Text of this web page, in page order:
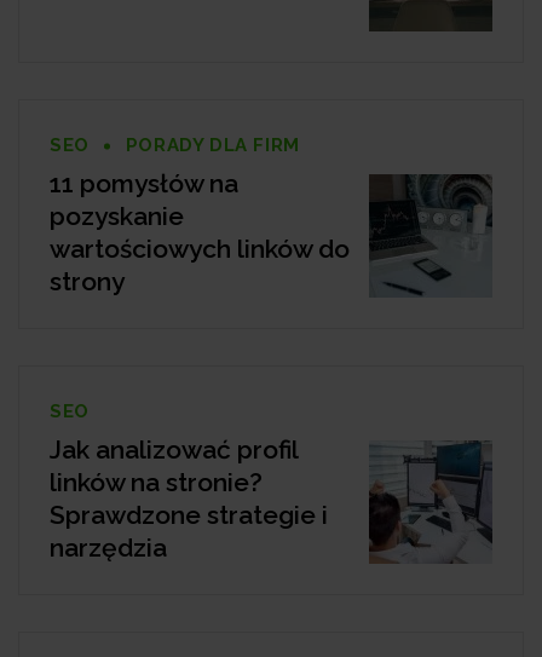
SEO PORADY DLA FIRM
11 pomysłów na
pozyskanie
wartościowych linków do
strony
SEO
Jak analizować profil
linków na stronie?
Sprawdzone strategie i
narzędzia